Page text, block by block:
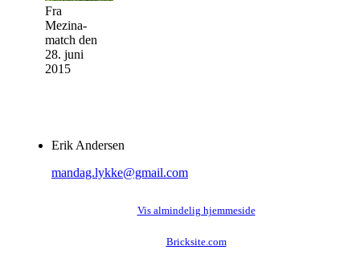
Fra
Mezina-
match den
28. juni
2015
Erik Andersen
mandag.lykke@gmail.com
Vis almindelig hjemmeside
Bricksite.com